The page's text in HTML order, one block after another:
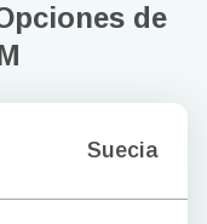
de
Suecia